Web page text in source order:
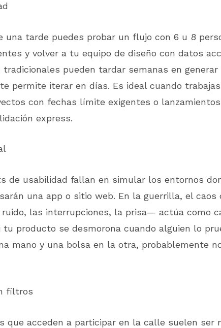
una tarde puedes probar un flujo con 6 u 8
y volver a tu equipo de diseño con datos
pueden tardar semanas en
permite iterar en días. Es ideal cuando
con fechas límite exigentes o
express.
de usabilidad fallan en simular los entornos
una app o sitio web. En la guerrilla, el caos
las interrupciones, la prisa— actúa como
tu producto se desmorona cuando alguien lo
mano y una bolsa en la otra, probablemente
filtros
que acceden a participar en la calle suelen ser